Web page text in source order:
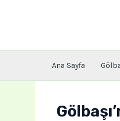
Ana Sayfa